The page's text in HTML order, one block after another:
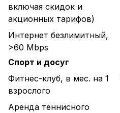
включая скидок и
акционных тарифов)
Интернет безлимитный,
>60 Mbps
Спорт и досуг
Фитнес-клуб, в мес. на 1
взрослого
Аренда теннисного